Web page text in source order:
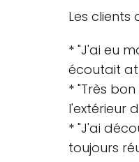
Les clients
* "J'ai eu
écoutait
* "Très
l'extérieur
* "J'ai
toujours